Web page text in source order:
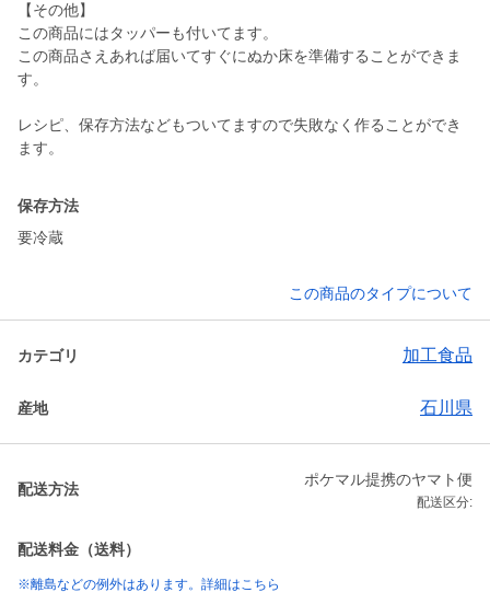
【その他】
この商品にはタッパーも付いてます。
この商品さえあれば届いてすぐにぬか床を準備することができま
す。
レシピ、保存方法などもついてますので失敗なく作ることができ
ます。
保存方法
要冷蔵
この商品のタイプについて
カテゴリ 加工食品
産地 石川県
配送方法
ポケマル提携のヤマト便
配送区分:
配送料金（送料）
※離島などの例外はあります。詳細はこちら